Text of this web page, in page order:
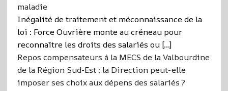
maladie
Inégalité de traitement et méconnaissance de la
loi : Force Ouvrière monte au créneau pour
reconnaître les droits des salariés ou […]
Repos compensateurs à la MECS de la Valbourdine
de la Région Sud-Est : la Direction peut-elle
imposer ses choix aux dépens des salariés ?